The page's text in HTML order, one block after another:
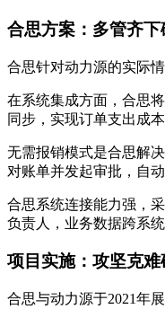
合思方案：多管齐
合思针对动力源的实际
在系统集成方面，合思
同步，实现订单支出成
无需报销模式是合思解
对账单并发起审批，自
合思系统连接能力强，
负责人，业务数据跨系
项目实施：攻坚克
合思与动力源于2021年